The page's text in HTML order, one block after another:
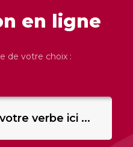
en ligne
de votre choix :